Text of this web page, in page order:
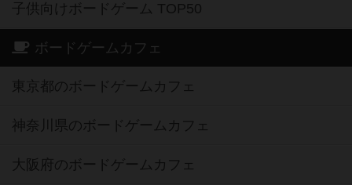
子供向けボードゲーム TOP50
ボードゲームカフェ
東京都のボードゲームカフェ
神奈川県のボードゲームカフェ
大阪府のボードゲームカフェ